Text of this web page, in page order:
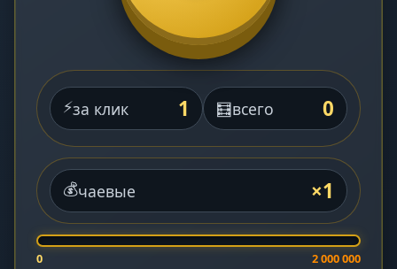
⚡за клик 1 🧮всего 0
💰чаевые ×1
0 2 000 000